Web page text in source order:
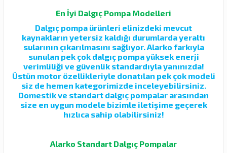
En İyi Dalgıç Pompa Modelleri
Dalgıç pompa ürünleri elinizdeki mevcut
kaynakların yetersiz kaldığı durumlarda yeraltı
sularının çıkarılmasını sağlıyor. Alarko farkıyla
sunulan pek çok dalgıç pompa yüksek enerji
verimliliği ve güvenlik standardıyla yanınızda!
Üstün motor özellikleriyle donatılan pek çok modeli
siz de hemen kategorimizde inceleyebilirsiniz.
Domestik ve standart dalgıç pompalar arasından
size en uygun modele bizimle iletişime geçerek
hızlıca sahip olabilirsiniz!
Alarko Standart Dalgıç Pompalar